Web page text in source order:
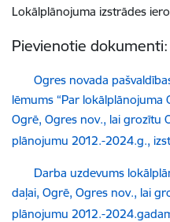
Lokālplānojuma izstrādes
Pievienotie dokumenti:
Lejupielādēt:
Ogres novada
lēmums “Par lokālplānojuma
Ogrē, Ogres nov., lai grozītu
plānojumu 2012.-2024.g.,
Lejupielādēt:
Darba uzdevums
daļai, Ogrē, Ogres nov., lai
plānojumu 2012.-